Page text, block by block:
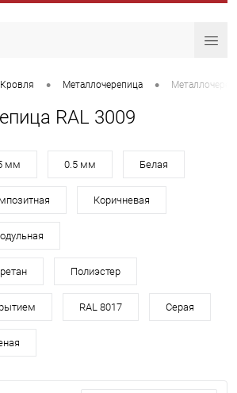
Кровля • Металлочерепица •
RAL 3009
мм 0.5 мм Белая
Коричневая
Полиэстер
RAL 8017 Серая